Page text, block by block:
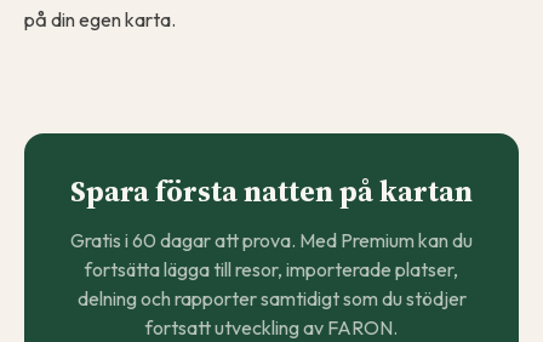
på din egen karta.
Spara första natten på kartan
Gratis i 60 dagar att prova. Med Premium kan du
fortsätta lägga till resor, importerade platser,
delning och rapporter samtidigt som du stödjer
fortsatt utveckling av FARON.